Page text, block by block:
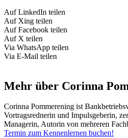
Auf LinkedIn teilen
Auf Xing teilen
Auf Facebook teilen
Auf X teilen
Via WhatsApp teilen
Via E-Mail teilen
Mehr über Corinna
Corinna Pommerening ist
Vortragsrednerin und Impulsgeberin,
Managerin, Autorin von mehreren
Termin zum Kennenlernen buchen!